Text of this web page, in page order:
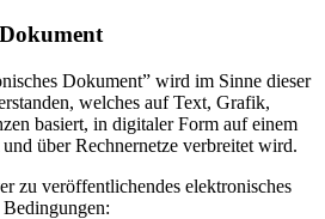
Dokument” wird im Sinne dieser
welches auf Text, Grafik,
basiert, in digitaler Form auf einem
über Rechnernetze verbreitet wird.
zu veröffentlichendes elektronisches